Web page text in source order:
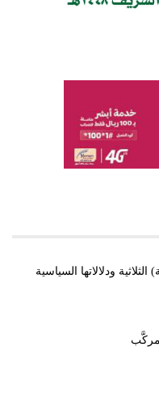
ودلالاتها السياسية